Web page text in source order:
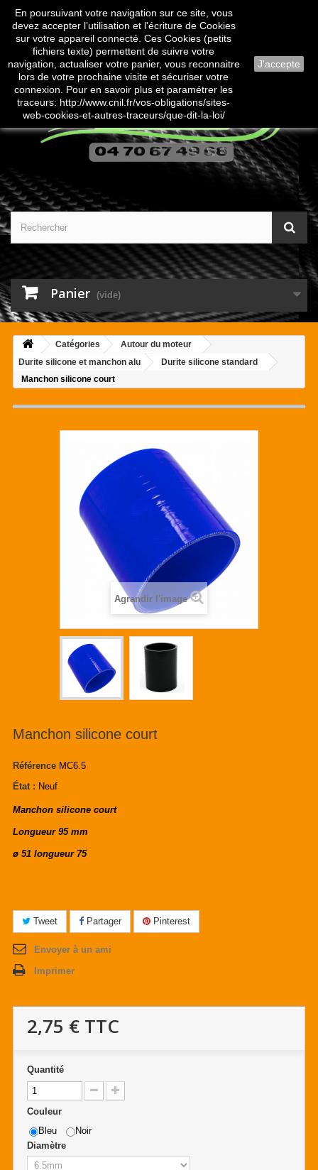
Contactez-nous
Panier (vide)
Catégories
Autour du moteur
Durite silicone et manchon alu
Durite silicone standard
Manchon silicone court
Agrandir l'image
Manchon silicone court
Référence MC6.5
État : Neuf
Manchon silicone court
Longueur 95 mm
ø 51 longueur 75
Tweet Partager Pinterest
Envoyer à un ami
Imprimer
2,75 € TTC
Quantité
Couleur
Bleu
Noir
Diamètre
En poursuivant votre navigation sur ce site, vous
devez accepter l’utilisation et l'écriture de Cookies
sur votre appareil connecté. Ces Cookies (petits
fichiers texte) permettent de suivre votre
navigation, actualiser votre panier, vous reconnaitre
lors de votre prochaine visite et sécuriser votre
connexion. Pour en savoir plus et paramétrer les
traceurs: http://www.cnil.fr/vos-obligations/sites-
web-cookies-et-autres-traceurs/que-dit-la-loi/
J'accepte